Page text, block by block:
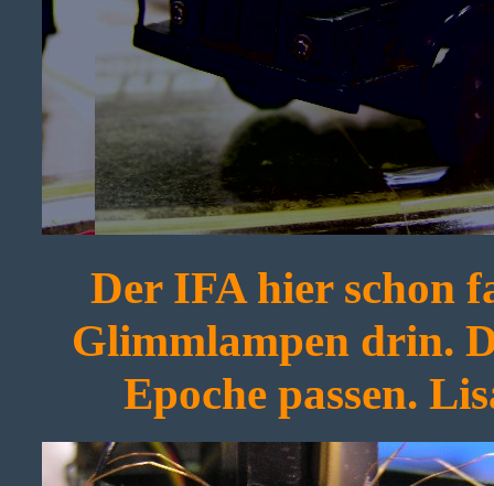
Der IFA hier schon
Glimmlampen drin.
Epoche passen.